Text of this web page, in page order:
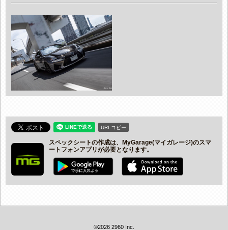
URLコピー
スペックシートの作成は、MyGarage(マイガレージ)のスマ
ートフォンアプリが必要となります。
©2026 2960 Inc.